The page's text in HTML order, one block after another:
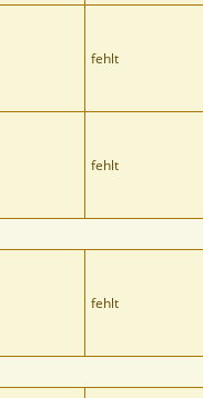
fehlt
fehlt
fehlt